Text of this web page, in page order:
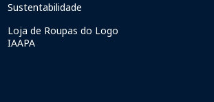
Sustentabilidade
Loja de Roupas do Logo
IAAPA